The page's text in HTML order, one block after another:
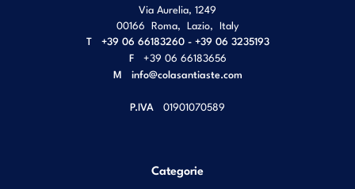
Via Aurelia, 1249
00166 Roma Lazio Italy
T
+39 06 66183260 - +39 06 3235193
F
+39 06 66183656
M info@colasantiaste.com
P.IVA 01901070589
Categorie